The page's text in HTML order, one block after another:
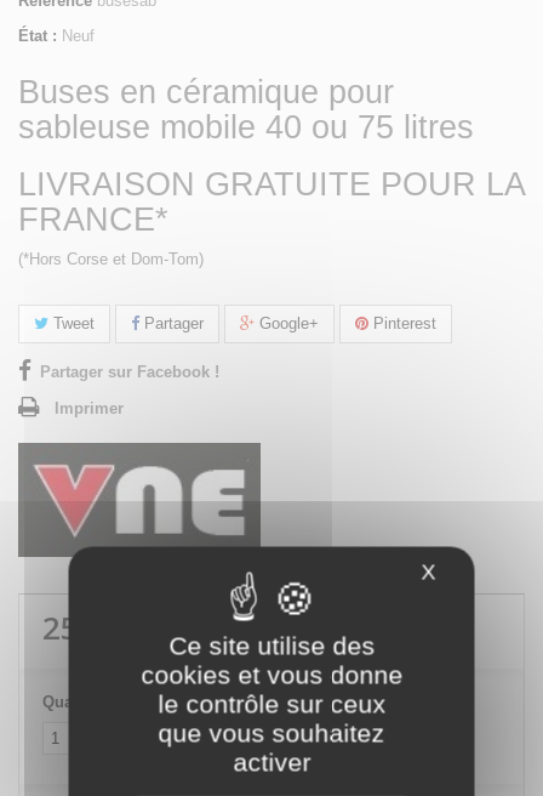
Ce site utilise des
cookies et vous donne
le contrôle sur ceux
que vous souhaitez
activer
X Masquer
État : Neuf
Buses en céramique pour
sableuse mobile 40 ou 75 litres
LIVRAISON GRATUITE POUR LA
FRANCE*
(*Hors Corse et Dom-Tom)
Tweet Partager Google+ Pinterest
Partager sur Facebook !
Imprimer
25,20 € TTC
Quantité